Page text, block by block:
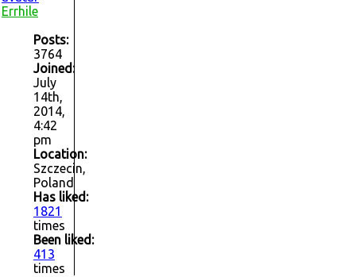
Errhile
Posts:
3764
Joined:
July
14th,
2014,
4:42
pm
Location:
Szczecin,
Poland
Has liked:
1821
times
Been liked:
413
times